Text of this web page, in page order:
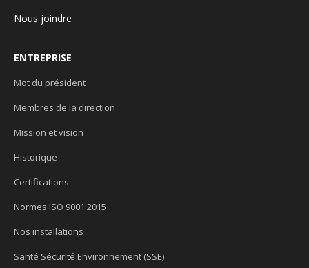
Nous joindre
ENTREPRISE
Mot du président
Membres de la direction
Mission et vision
Historique
Certifications
Normes ISO 9001:2015
Nos installations
Santé Sécurité Environnement (SSE)